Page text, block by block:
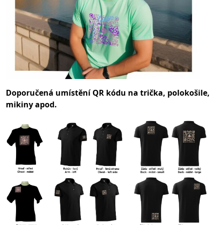
Doporučená umístění QR kódu na trička, polokošile,
mikiny apod.